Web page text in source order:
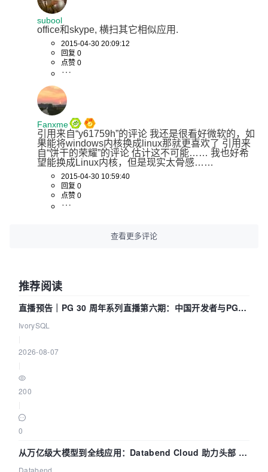
subool
office和skype, 横扫其它相似应用.
2015-04-30 20:09:12
回复 0
点赞 0
Fanxme
引用来自“y61759h”的评论 我还是很看好微软的，如
果能将windows内核换成linux那就更喜欢了 引用来
自“饼干的荣耀”的评论 估计这不可能…… 我也好希
望能换成Linux内核，但是现实太骨感……
2015-04-30 10:59:40
回复 0
点赞 0
查看更多评论
推荐阅读
直播预告｜PG 30 周年系列直播第六期：中国开发者与PG内
核——我们改得动吗？我们贡献了什么？
IvorySQL
2026-08-07
200
0
从万亿级大模型到全线应用：Databend Cloud 助力头部 AI
企业构建全链路 Trace 数据管道
Databend